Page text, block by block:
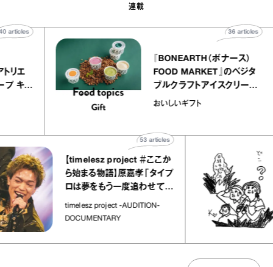
連載
アリー アトリエ
ミルクレープ キャ
『BONEARTH（ボナー
FOOD MARKET』の
ブルクラフトアイスク
｜真野知子の「おいし
おいしいギフト
【timelesz project ＃ここか
ら始まる物語】原嘉孝「タイプ
ロは夢をもう一度追わせてく
れた場所」
timelesz project -AUDITION-
DOCUMENTARY
「
さ
社